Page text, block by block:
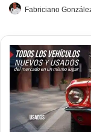
Fabriciano